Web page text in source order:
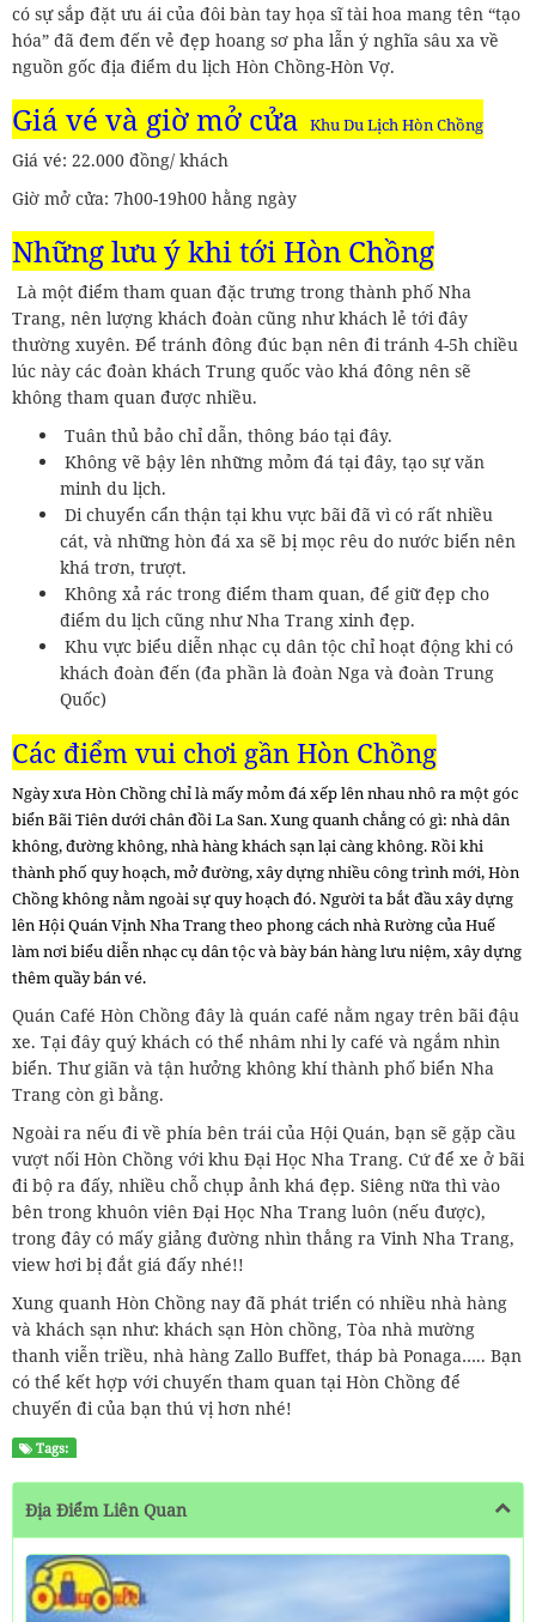
có sự sắp đặt ưu ái của đôi bàn tay họa sĩ tài hoa mang tên “tạo
hóa” đã đem đến vẻ đẹp hoang sơ pha lẫn ý nghĩa sâu xa về
nguồn gốc địa điểm du lịch Hòn Chồng-Hòn Vợ.
Giá vé và giờ mở cửa Khu Du Lịch Hòn Chồng
Giá vé: 22.000 đồng/ khách
Giờ mở cửa: 7h00-19h00 hằng ngày
Những lưu ý khi tới Hòn Chồng
Là một điểm tham quan đặc trưng trong thành phố Nha
Trang, nên lượng khách đoàn cũng như khách lẻ tới đây
thường xuyên. Để tránh đông đúc bạn nên đi tránh 4-5h chiều
lúc này các đoàn khách Trung quốc vào khá đông nên sẽ
không tham quan được nhiều.
Tuân thủ bảo chỉ dẫn, thông báo tại đây.
Không vẽ bậy lên những mỏm đá tại đây, tạo sự văn
minh du lịch.
Di chuyển cẩn thận tại khu vực bãi đã vì có rất nhiều
cát, và những hòn đá xa sẽ bị mọc rêu do nước biển nên
khá trơn, trượt.
Không xả rác trong điểm tham quan, để giữ đẹp cho
điểm du lịch cũng như Nha Trang xinh đẹp.
Khu vực biểu diễn nhạc cụ dân tộc chỉ hoạt động khi có
khách đoàn đến (đa phần là đoàn Nga và đoàn Trung
Quốc)
Các điểm vui chơi gần Hòn Chồng
Ngày xưa Hòn Chồng chỉ là mấy mỏm đá xếp lên nhau nhô ra một góc
biển Bãi Tiên dưới chân đồi La San. Xung quanh chẳng có gì: nhà dân
không, đường không, nhà hàng khách sạn lại càng không. Rồi khi
thành phố quy hoạch, mở đường, xây dựng nhiều công trình mới, Hòn
Chồng không nằm ngoài sự quy hoạch đó. Người ta bắt đầu xây dựng
lên Hội Quán Vịnh Nha Trang theo phong cách nhà Rường của Huế
làm nơi biểu diễn nhạc cụ dân tộc và bày bán hàng lưu niệm, xây dựng
thêm quầy bán vé.
Quán Café Hòn Chồng đây là quán café nằm ngay trên bãi đậu
xe. Tại đây quý khách có thể nhâm nhi ly café và ngắm nhìn
biển. Thư giãn và tận hưởng không khí thành phố biển Nha
Trang còn gì bằng.
Ngoài ra nếu đi về phía bên trái của Hội Quán, bạn sẽ gặp cầu
vượt nối Hòn Chồng với khu Đại Học Nha Trang. Cứ để xe ở bãi
đi bộ ra đấy, nhiều chỗ chụp ảnh khá đẹp. Siêng nữa thì vào
bên trong khuôn viên Đại Học Nha Trang luôn (nếu được),
trong đây có mấy giảng đường nhìn thẳng ra Vinh Nha Trang,
view hơi bị đắt giá đấy nhé!!
Xung quanh Hòn Chồng nay đã phát triển có nhiều nhà hàng
và khách sạn như: khách sạn Hòn chồng, Tòa nhà mường
thanh viễn triều, nhà hàng Zallo Buffet, tháp bà Ponaga….. Bạn
có thể kết hợp với chuyến tham quan tại Hòn Chồng để
chuyến đi của bạn thú vị hơn nhé!
Tags:
Địa Điểm Liên Quan